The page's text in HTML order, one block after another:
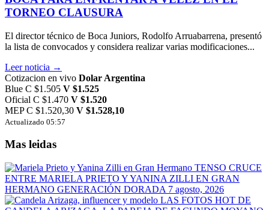
TORNEO CLAUSURA
El director técnico de Boca Juniors, Rodolfo Arruabarrena, presentó
la lista de convocados y considera realizar varias modificaciones...
Leer noticia →
Cotizacion en vivo Dolar Argentina
Blue C $1.505 V $1.525
Oficial C $1.470 V $1.520
MEP C $1.520,30 V $1.528,10
Actualizado 05:57
Mas leidas
TENSO CRUCE
ENTRE MARIELA PRIETO Y YANINA ZILLI EN GRAN
HERMANO GENERACIÓN DORADA 7 agosto, 2026
LAS FOTOS HOT DE